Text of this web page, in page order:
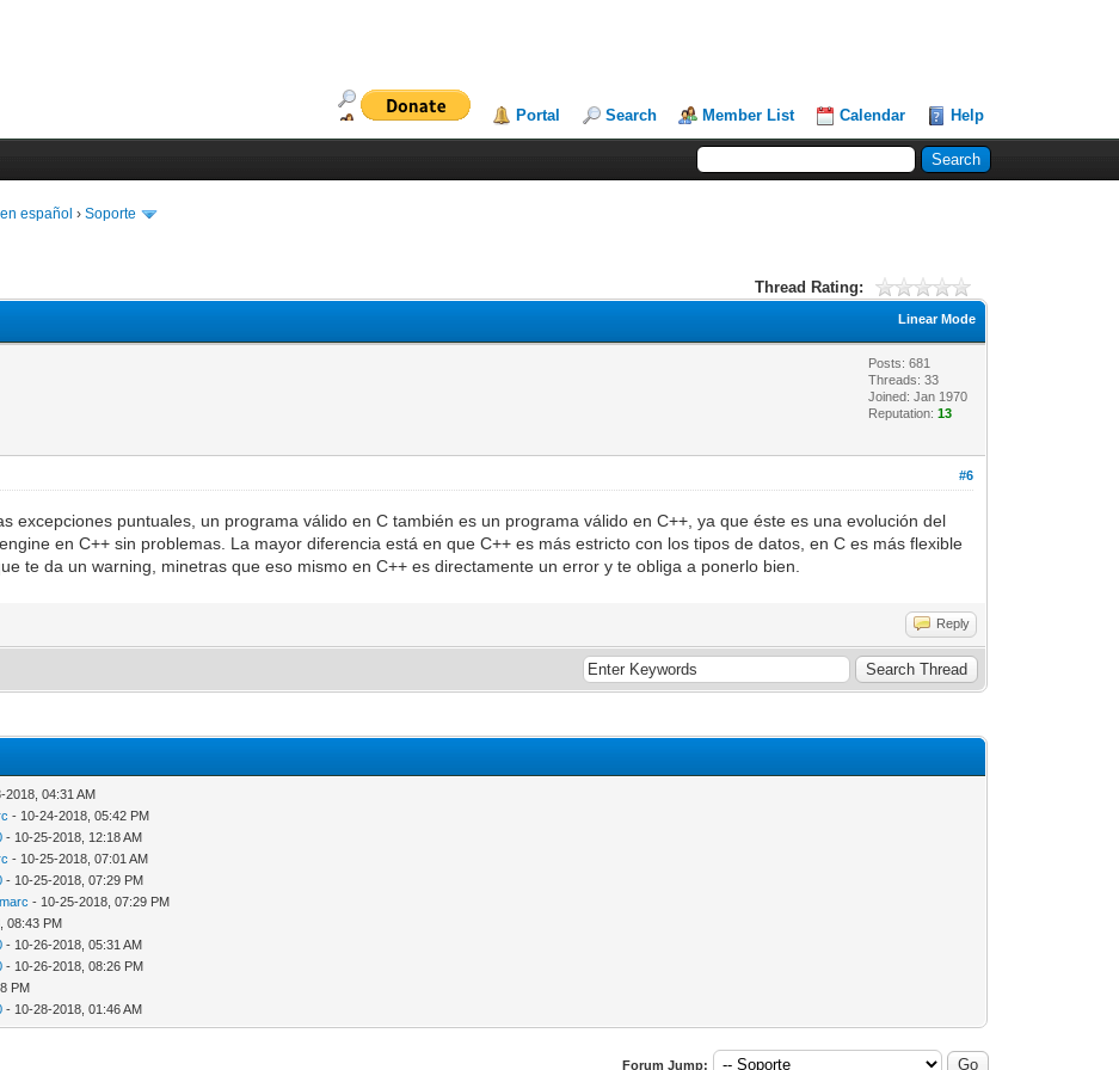
Portal Search Member List Calendar Help
español ›Soporte
Thread Rating:
Linear Mode
Posts: 681
Threads: 33
Joined: Jan 1970
Reputation:13
#6
excepciones puntuales, un programa válido en C también es un programa válido en C++, ya que éste es una evolución del
en C++ sin problemas. La mayor diferencia está en que C++ es más estricto con los tipos de datos, en C es más flexible
te da un warning, minetras que eso mismo en C++ es directamente un error y te obliga a ponerlo bien.
Reply
2018, 04:31 AM
- 10-24-2018, 05:42 PM
- 10-25-2018, 12:18 AM
- 10-25-2018, 07:01 AM
- 10-25-2018, 07:29 PM
- 10-25-2018, 07:29 PM
08:43 PM
- 10-26-2018, 05:31 AM
- 10-26-2018, 08:26 PM
PM
- 10-28-2018, 01:46 AM
Forum Jump: